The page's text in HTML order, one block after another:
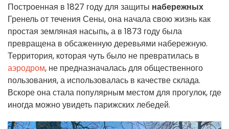
Построенная в 1827 году для защиты набережных
Гренель от течения Сены, она начала свою жизнь как
простая земляная насыпь, а в 1873 году была
превращена в обсаженную деревьями набережную.
Территория, которая чуть было не превратилась в
аэродром, не предназначалась для общественного
пользования, а использовалась в качестве склада.
Вскоре она стала популярным местом для прогулок, где
иногда можно увидеть парижских лебедей.